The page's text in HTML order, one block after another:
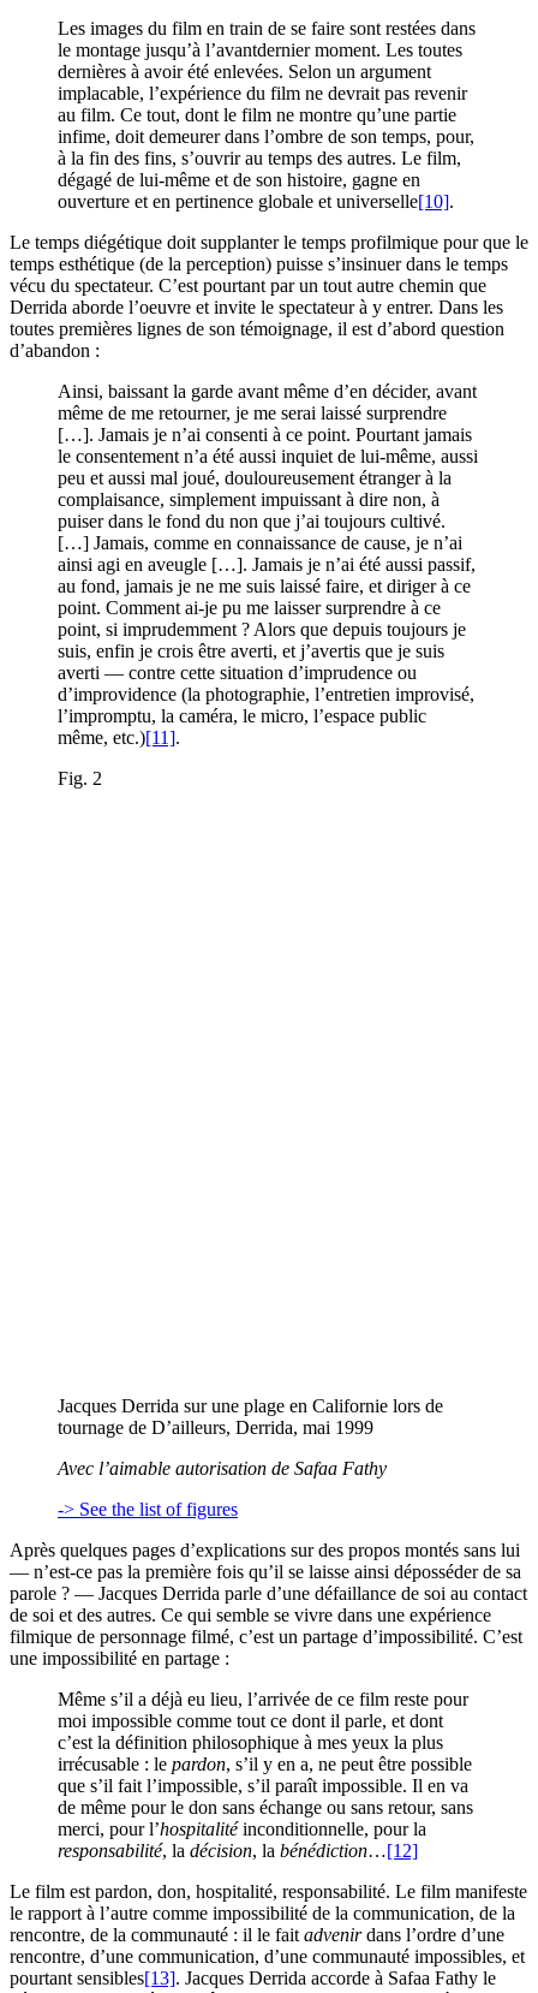
Les images du film en train de se faire sont restées dans
le montage jusqu’à l’avantdernier moment. Les toutes
dernières à avoir été enlevées. Selon un argument
implacable, l’expérience du film ne devrait pas revenir
au film. Ce tout, dont le film ne montre qu’une partie
infime, doit demeurer dans l’ombre de son temps, pour,
à la fin des fins, s’ouvrir au temps des autres. Le film,
dégagé de lui-même et de son histoire, gagne en
ouverture et en pertinence globale et universelle[10].
Le temps diégétique doit supplanter le temps profilmique pour que le
temps esthétique (de la perception) puisse s’insinuer dans le temps
vécu du spectateur. C’est pourtant par un tout autre chemin que
Derrida aborde l’oeuvre et invite le spectateur à y entrer. Dans les
toutes premières lignes de son témoignage, il est d’abord question
d’abandon :
Ainsi, baissant la garde avant même d’en décider, avant
même de me retourner, je me serai laissé surprendre
[…]. Jamais je n’ai consenti à ce point. Pourtant jamais
le consentement n’a été aussi inquiet de lui-même, aussi
peu et aussi mal joué, douloureusement étranger à la
complaisance, simplement impuissant à dire non, à
puiser dans le fond du non que j’ai toujours cultivé.
[…] Jamais, comme en connaissance de cause, je n’ai
ainsi agi en aveugle […]. Jamais je n’ai été aussi passif,
au fond, jamais je ne me suis laissé faire, et diriger à ce
point. Comment ai-je pu me laisser surprendre à ce
point, si imprudemment ? Alors que depuis toujours je
suis, enfin je crois être averti, et j’avertis que je suis
averti — contre cette situation d’imprudence ou
d’improvidence (la photographie, l’entretien improvisé,
l’impromptu, la caméra, le micro, l’espace public
même, etc.)[11].
Fig. 2
Jacques Derrida sur une plage en Californie lors de
tournage de D’ailleurs, Derrida, mai 1999
Avec l’aimable autorisation de Safaa Fathy
-> See the list of figures
Après quelques pages d’explications sur des propos montés sans lui
— n’est-ce pas la première fois qu’il se laisse ainsi déposséder de sa
parole ? — Jacques Derrida parle d’une défaillance de soi au contact
de soi et des autres. Ce qui semble se vivre dans une expérience
filmique de personnage filmé, c’est un partage d’impossibilité. C’est
une impossibilité en partage :
Même s’il a déjà eu lieu, l’arrivée de ce film reste pour
moi impossible comme tout ce dont il parle, et dont
c’est la définition philosophique à mes yeux la plus
irrécusable : le pardon, s’il y en a, ne peut être possible
que s’il fait l’impossible, s’il paraît impossible. Il en va
de même pour le don sans échange ou sans retour, sans
merci, pour l’hospitalitéinconditionnelle, pour la
responsabilité, la décision, la bénédiction…[12]
Le film est pardon, don, hospitalité, responsabilité. Le film manifeste
le rapport à l’autre comme impossibilité de la communication, de la
rencontre, de la communauté : il le fait advenirdans l’ordre d’une
rencontre, d’une communication, d’une communauté impossibles, et
pourtant sensibles[13]. Jacques Derrida accorde à Safaa Fathy le